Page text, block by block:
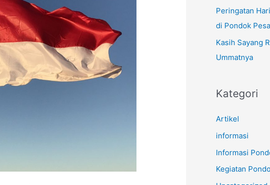
:Peringatan
di Pondok
Kasih Sayang
Ummatnya
Kategori
Artikel
informasi
Informasi
Kegiatan